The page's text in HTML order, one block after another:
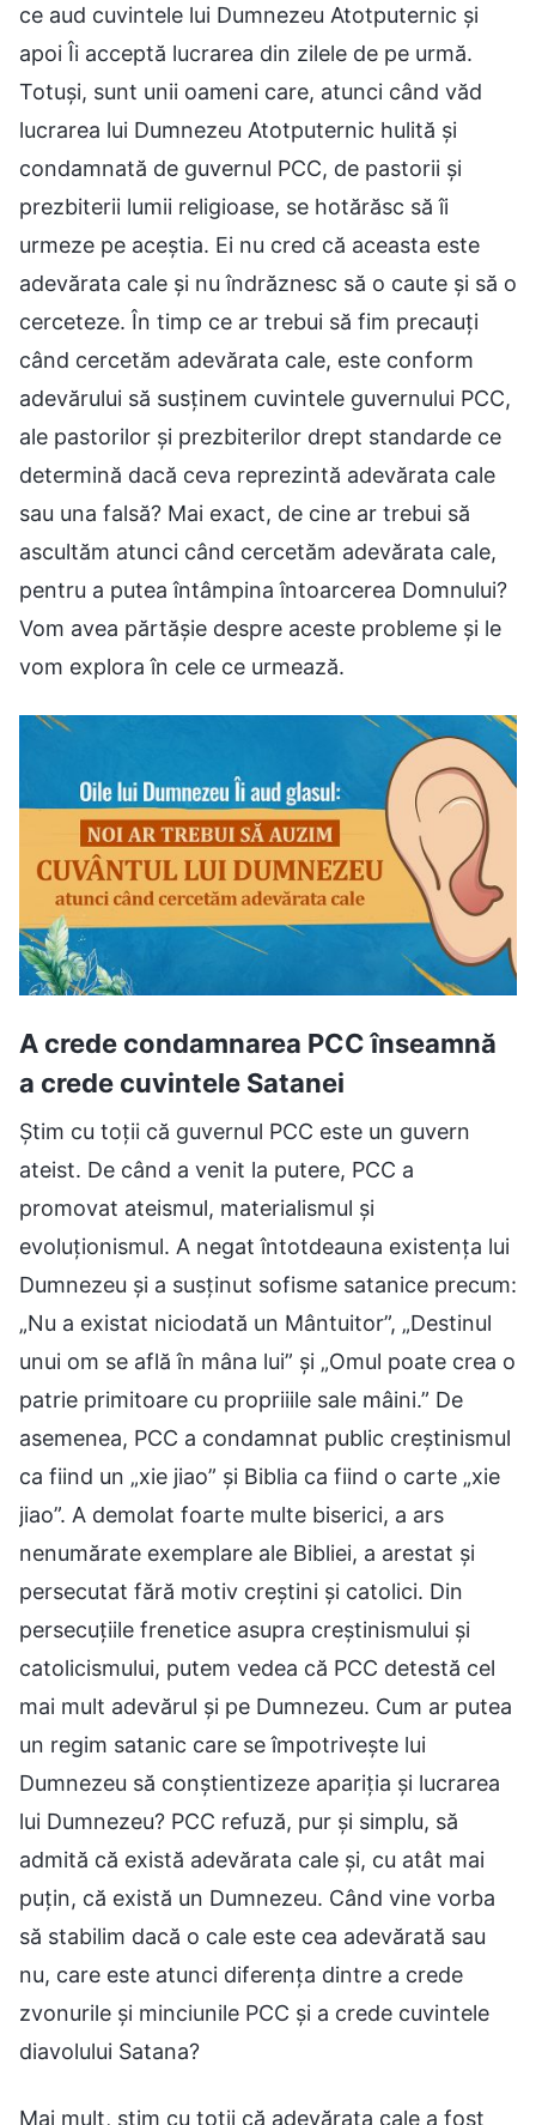
ce aud cuvintele lui Dumnezeu Atotputernic și
apoi Îi acceptă lucrarea din zilele de pe urmă.
Totuși, sunt unii oameni care, atunci când văd
lucrarea lui Dumnezeu Atotputernic hulită și
condamnată de guvernul PCC, de pastorii și
prezbiterii lumii religioase, se hotărăsc să îi
urmeze pe aceștia. Ei nu cred că aceasta este
adevărata cale și nu îndrăznesc să o caute și să o
cerceteze. În timp ce ar trebui să fim precauți
când cercetăm adevărata cale, este conform
adevărului să susținem cuvintele guvernului PCC,
ale pastorilor și prezbiterilor drept standarde ce
determină dacă ceva reprezintă adevărata cale
sau una falsă? Mai exact, de cine ar trebui să
ascultăm atunci când cercetăm adevărata cale,
pentru a putea întâmpina întoarcerea Domnului?
Vom avea părtășie despre aceste probleme și le
vom explora în cele ce urmează.
A crede condamnarea PCC înseamnă
a crede cuvintele Satanei
Știm cu toții că guvernul PCC este un guvern
ateist. De când a venit la putere, PCC a
promovat ateismul, materialismul și
evoluționismul. A negat întotdeauna existența lui
Dumnezeu și a susținut sofisme satanice precum:
„Nu a existat niciodată un Mântuitor”, „Destinul
unui om se află în mâna lui” și „Omul poate crea o
patrie primitoare cu propriiile sale mâini.” De
asemenea, PCC a condamnat public creștinismul
ca fiind un „xie jiao” și Biblia ca fiind o carte „xie
jiao”. A demolat foarte multe biserici, a ars
nenumărate exemplare ale Bibliei, a arestat și
persecutat fără motiv creștini și catolici. Din
persecuțiile frenetice asupra creștinismului și
catolicismului, putem vedea că PCC detestă cel
mai mult adevărul și pe Dumnezeu. Cum ar putea
un regim satanic care se împotrivește lui
Dumnezeu să conștientizeze apariția și lucrarea
lui Dumnezeu? PCC refuză, pur și simplu, să
admită că există adevărata cale și, cu atât mai
puțin, că există un Dumnezeu. Când vine vorba
să stabilim dacă o cale este cea adevărată sau
nu, care este atunci diferența dintre a crede
zvonurile și minciunile PCC și a crede cuvintele
diavolului Satana?
Mai mult, știm cu toții că adevărata cale a fost